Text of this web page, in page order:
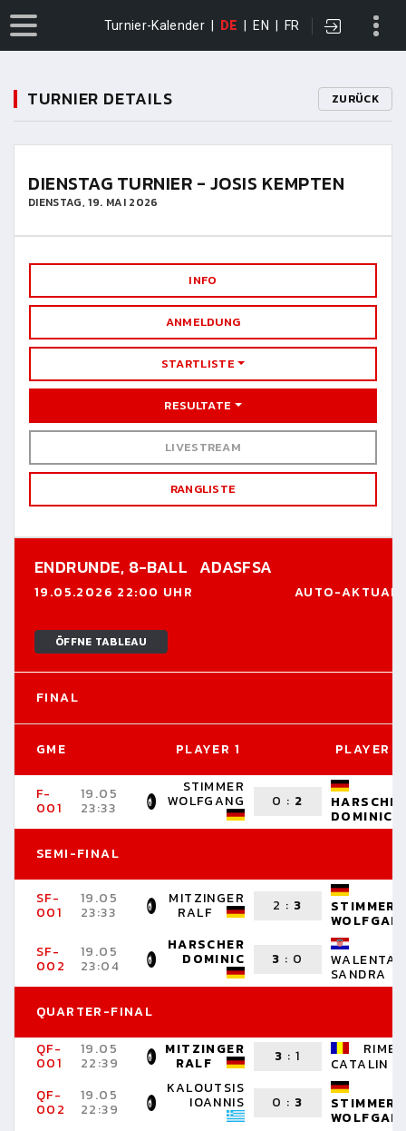
Turnier-Kalender DE EN FR
TURNIER DETAILS ZURÜCK
DIENSTAG TURNIER - JOSIS KEMPTEN
DIENSTAG, 19. MAI 2026
INFO
ANMELDUNG
STARTLISTE
RESULTATE
LIVESTREAM
RANGLISTE
ENDRUNDE, 8-BALL ADASFSA
19.05.2026 22:00 UHR AUTO-
ÖFFNE TABLEAU
FINAL
GME PLAYER 1 PLAYER 2
F-
001
19.05
23:33
STIMMER
WOLFGANG 0 : 2
DOMINIC
SEMI-FINAL
SF-
001
19.05
23:33
MITZINGER
RALF 2 : 3 STIMMER
SF-
002
19.05
23:04
HARSCHER
DOMINIC 3 : 0 WALENTA
SANDRA
QUARTER-FINAL
QF-
001
19.05
22:39
MITZINGER
RALF 3 :1
CATALIN
QF-
002
19.05
22:39
KALOUTSIS
IOANNIS 0 : 3 STIMMER